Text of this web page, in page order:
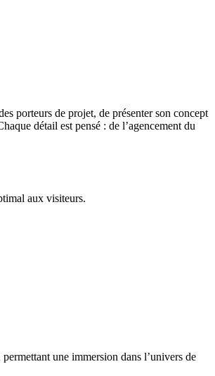
porteurs de projet, de présenter son concept
détail est pensé : de l’agencement du
aux visiteurs.
une immersion dans l’univers de